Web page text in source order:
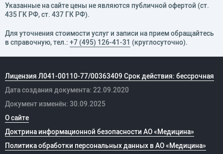
Указанные на сайте цены не являются публичной офертой (ст.
435 ГК РФ, cт. 437 ГК РФ).
Для уточнения стоимости услуг и записи на прием обращайтесь
в справочную, тел.: +7 (495) 126-41-31 (круглосуточно).
Лицензия Л041-00110-77/00363409 Срок действия: бессрочная
Дата создания документа: 22.09.2020
Документ изменён: 30.09.2025
О сайте
Доктрина информационной безопасности АО «Медицина»
Политика обработки персональных данных в АО «Медицина»